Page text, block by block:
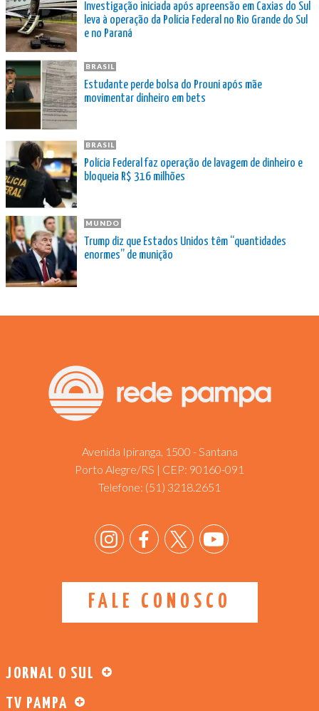
Investigação iniciada após apreensão em Caxias do Sul
leva à operação da Polícia Federal no Rio Grande do Sul
e no Paraná
BRASIL
Estudante perde bolsa do Prouni após mãe
movimentar dinheiro em bets
BRASIL
Polícia Federal faz operação de lavagem de dinheiro e
bloqueia R$ 316 milhões
MUNDO
Trump diz que Estados Unidos têm “quantidades
enormes” de munição
Avenida Ipiranga, 1500 - Santana
Porto Alegre/RS | CEP: 90160-091
Telefone: (51) 3218.2651
FALE CONOSCO
JORNAL O SUL
TV PAMPA